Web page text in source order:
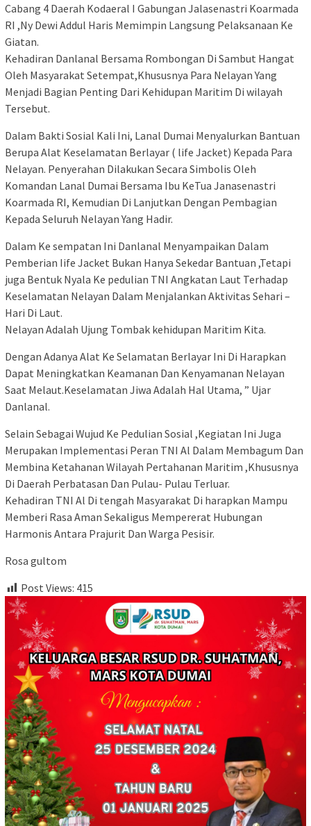
Cabang 4 Daerah Kodaeral I Gabungan Jalasenastri Koarmada
RI ,Ny Dewi Addul Haris Memimpin Langsung Pelaksanaan Ke
Giatan.
Kehadiran Danlanal Bersama Rombongan Di Sambut Hangat
Oleh Masyarakat Setempat,Khususnya Para Nelayan Yang
Menjadi Bagian Penting Dari Kehidupan Maritim Di wilayah
Tersebut.
Dalam Bakti Sosial Kali Ini, Lanal Dumai Menyalurkan Bantuan
Berupa Alat Keselamatan Berlayar ( life Jacket) Kepada Para
Nelayan. Penyerahan Dilakukan Secara Simbolis Oleh
Komandan Lanal Dumai Bersama Ibu KeTua Janasenastri
Koarmada RI, Kemudian Di Lanjutkan Dengan Pembagian
Kepada Seluruh Nelayan Yang Hadir.
Dalam Ke sempatan Ini Danlanal Menyampaikan Dalam
Pemberian Iife Jacket Bukan Hanya Sekedar Bantuan ,Tetapi
juga Bentuk Nyala Ke pedulian TNI Angkatan Laut Terhadap
Keselamatan Nelayan Dalam Menjalankan Aktivitas Sehari –
Hari Di Laut.
Nelayan Adalah Ujung Tombak kehidupan Maritim Kita.
Dengan Adanya Alat Ke Selamatan Berlayar Ini Di Harapkan
Dapat Meningkatkan Keamanan Dan Kenyamanan Nelayan
Saat Melaut.Keselamatan Jiwa Adalah Hal Utama, ” Ujar
Danlanal.
Selain Sebagai Wujud Ke Pedulian Sosial ,Kegiatan Ini Juga
Merupakan Implementasi Peran TNI Al Dalam Membagum Dan
Membina Ketahanan Wilayah Pertahanan Maritim ,Khususnya
Di Daerah Perbatasan Dan Pulau- Pulau Terluar.
Kehadiran TNI Al Di tengah Masyarakat Di harapkan Mampu
Memberi Rasa Aman Sekaligus Mempererat Hubungan
Harmonis Antara Prajurit Dan Warga Pesisir.
Rosa gultom
Post Views: 415